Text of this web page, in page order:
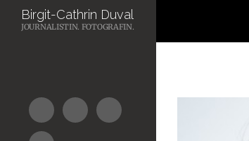
Suchen
Birgit-Cathrin Duval
JOURNALISTIN. FOTOGRAFIN.